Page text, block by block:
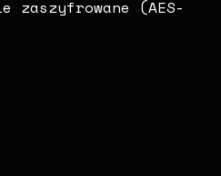
zaszyfrowane (AES-